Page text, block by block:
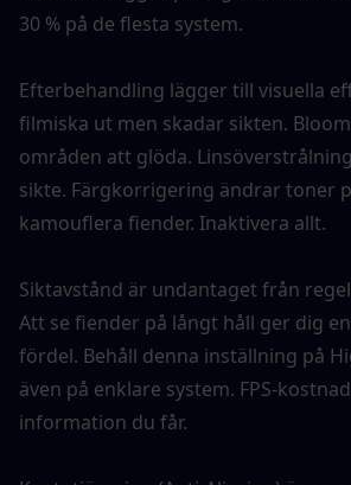
30 % på de flesta system.
Efterbehandling lägger till visuella
filmiska ut men skadar sikten.
områden att glöda.
sikte. Färgkorrigering ändrar toner
kamouflera fiender. Inaktivera allt.
Siktavstånd är undantaget från
Att se fiender på långt håll ger dig
fördel. Behåll denna inställning på
även på enklare system. FPS-
information du får.